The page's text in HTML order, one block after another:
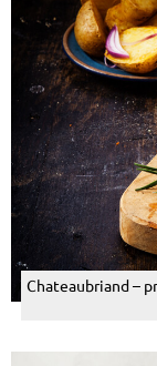
Tomasz
E coś nie
zapisanie
Monika
Jessuuu
paweł
Chateaubriand –